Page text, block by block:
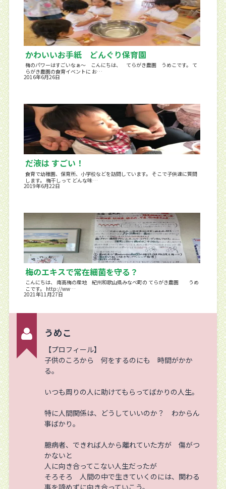
かわいいお手紙 どんぐり保育園
梅のパワーはすごいなぁ～ こんにちは、 てらがき農園 うめこです。 て
らがき農園の食育イベントに お…
2016年6月26日
だ液は すごい！
食育で幼稚園、保育所、小学校などを訪問しています。 そこで子供達に質問
します。 梅干しって どんな味…
2019年6月22日
梅のエキスで常在細菌を守る？
こんにちは、 南高梅の産地 紀州和歌山県みなべ町の てらがき農園 うめ
こです。 http://ww…
2021年11月27日
うめこ
【プロフィール】
子供のころから 何をするのにも 時間がかか
る。
いつも周りの人に助けてもらってばかりの人生。
特に人間関係は、どうしていいのか？ わからん
事ばかり。
臆病者、できれば人から離れていた方が 傷がつ
かないと
人に向き合ってこない人生だったが
そろそろ 人間の中で生きていくのには、関わる
事を諦めずに向き合っていこう。